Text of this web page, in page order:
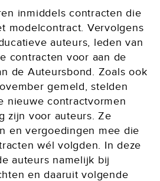
inmiddels contracten die
modelcontract. Vervolgens
auteurs, leden van
contracten voor aan de
de Auteursbond. Zoals ook
gemeld, stelden
nieuwe contractvormen
zijn voor auteurs. Ze
en vergoedingen mee die
wél volgden. In deze
auteurs namelijk bij
en daaruit volgende